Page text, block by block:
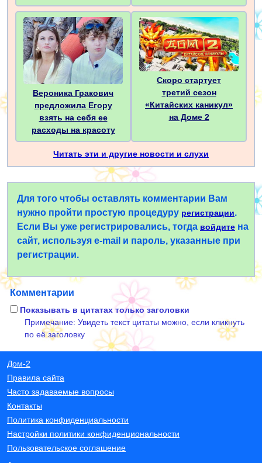
Вероника Гракович
предложила Егору
взять на себя ее
расходы на красоту
Скоро стартует
третий сезон
«Китайских каникул»
на Доме 2
Читать эти и другие новости и слухи
Для того чтобы оставлять комментарии Вам
нужно пройти простую процедуру регистрации.
Если Вы уже регистрировались, тогда войдите на
сайт, используя e-mail и пароль, указанные при
регистрации.
Комментарии
Показывать в цитатах только заголовки
Примечание: Увидеть текст цитаты можно, если кликнуть
по её заголовку
Дом-2
Правила сайта
Часто задаваемые вопросы
Контакты
Политика конфиденциальности
Настройки политики конфиденциональности
Пользовательское соглашение